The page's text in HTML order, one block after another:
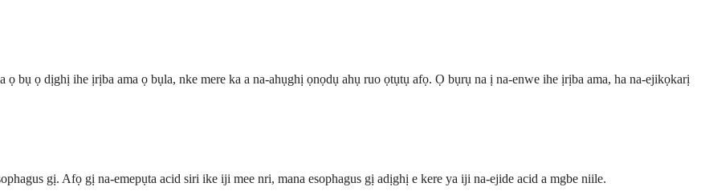
bụ ọ dịghị ihe ịrịba ama ọ bụla, nke mere ka a na-ahụghị ọnọdụ ahụ ruo ọtụtụ afọ. Ọ bụrụ na ị na-enwe ihe ịrịba ama, ha na-ejikọkarị
gị. Afọ gị na-emepụta acid siri ike iji mee nri, mana esophagus gị adịghị e kere ya iji na-ejide acid a mgbe niile.